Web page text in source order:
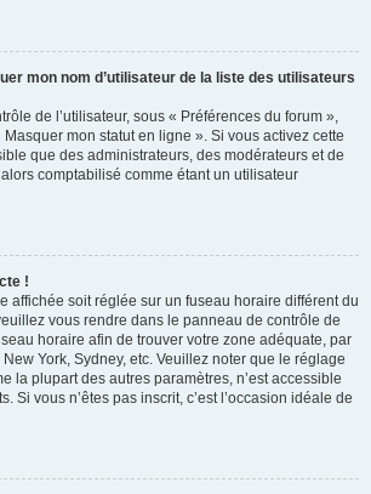
mon nom d’utilisateur de la liste des utilisateurs
de l’utilisateur, sous « Préférences du forum »,
Masquer mon statut en ligne ». Si vous activez cette
que des administrateurs, des modérateurs et de
comptabilisé comme étant un utilisateur
!
affichée soit réglée sur un fuseau horaire différent du
vous rendre dans le panneau de contrôle de
horaire afin de trouver votre zone adéquate, par
York, Sydney, etc. Veuillez noter que le réglage
la plupart des autres paramètres, n’est accessible
Si vous n’êtes pas inscrit, c’est l’occasion idéale de